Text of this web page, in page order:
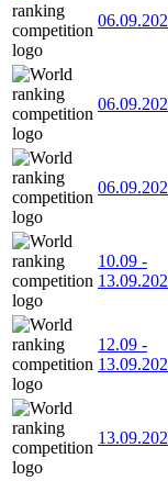
10.09 -
12.09 -